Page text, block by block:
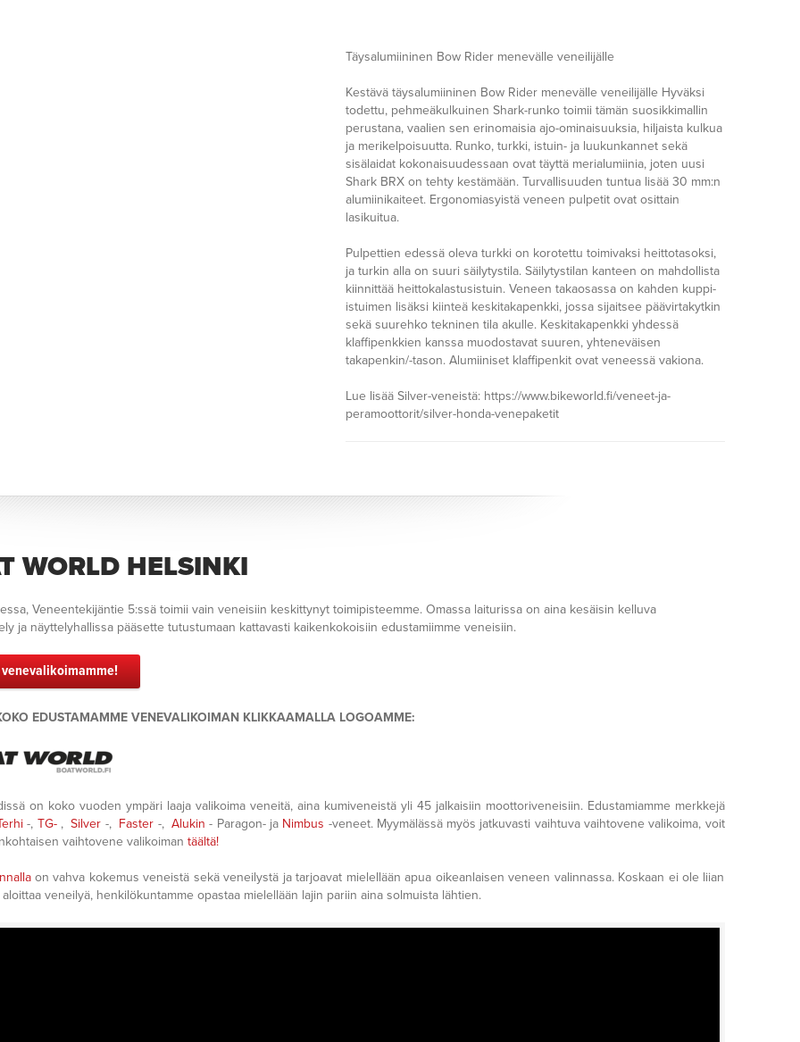
Täysalumiininen Bow Rider menevälle veneilijälle
Kestävä täysalumiininen Bow Rider menevälle veneilijälle Hyväksi
todettu, pehmeäkulkuinen Shark-runko toimii tämän suosikkimallin
perustana, vaalien sen erinomaisia ajo-ominaisuuksia, hiljaista kulkua
ja merikelpoisuutta. Runko, turkki, istuin- ja luukunkannet sekä
sisälaidat kokonaisuudessaan ovat täyttä merialumiinia, joten uusi
Shark BRX on tehty kestämään. Turvallisuuden tuntua lisää 30 mm:n
alumiinikaiteet. Ergonomiasyistä veneen pulpetit ovat osittain
lasikuitua.
Pulpettien edessä oleva turkki on korotettu toimivaksi heittotasoksi,
ja turkin alla on suuri säilytystila. Säilytystilan kanteen on mahdollista
kiinnittää heittokalastusistuin. Veneen takaosassa on kahden kuppi-
istuimen lisäksi kiinteä keskitakapenkki, jossa sijaitsee päävirtakytkin
sekä suurehko tekninen tila akulle. Keskitakapenkki yhdessä
klaffipenkkien kanssa muodostavat suuren, yhteneväisen
takapenkin/-tason. Alumiiniset klaffipenkit ovat veneessä vakiona.
Lue lisää Silver-veneistä: https://www.bikeworld.fi/veneet-ja-
peramoottorit/silver-honda-venepaketit
WORLD HELSINKI
Veneentekijäntie 5:ssä toimii vain veneisiin keskittynyt toimipisteemme. Omassa laiturissa on aina kesäisin kelluva
ja näyttelyhallissa pääsette tutustumaan kattavasti kaikenkokoisiin edustamiimme veneisiin.
EDUSTAMAMME VENEVALIKOIMAN KLIKKAAMALLA LOGOAMME:
on koko vuoden ympäri laaja valikoima veneitä, aina kumiveneistä yli 45 jalkaisiin moottoriveneisiin. Edustamiamme merkkejä
-, TG-, Silver -, Faster -, Alukin - Paragon- ja Nimbus -veneet. Myymälässä myös jatkuvasti vaihtuva vaihtovene valikoima, voit
vaihtovene valikoiman täältä!
on vahva kokemus veneistä sekä veneilystä ja tarjoavat mielellään apua oikeanlaisen veneen valinnassa. Koskaan ei ole liian
veneilyä, henkilökuntamme opastaa mielellään lajin pariin aina solmuista lähtien.